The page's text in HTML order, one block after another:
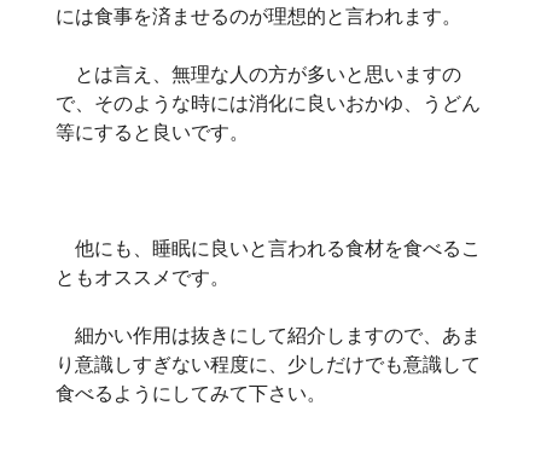
には食事を済ませるのが理想的と言われます。
とは言え、無理な人の方が多いと思いますの
で、そのような時には消化に良いおかゆ、うどん
等にすると良いです。
他にも、睡眠に良いと言われる食材を食べるこ
ともオススメです。
細かい作用は抜きにして紹介しますので、あま
り意識しすぎない程度に、少しだけでも意識して
食べるようにしてみて下さい。